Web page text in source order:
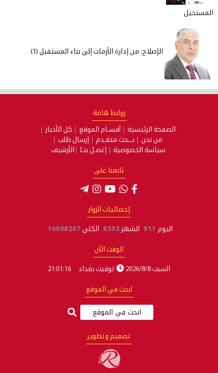
المستحيل
الإصلاح: من إدارة الأزمات إلى بناء المستقبل (1)
روابط هامة
الصفحة الرئيسية أقسـام الموقع
كل الأخبار
من نحن
بـــحث متقـدم
إرسال طلب
سياسة الخصوصية
إتصـل بنـا الأرشيف
تابعنا على
إحصائيات الزوار
اليوم 911 الشهر 8503 الكلي 16098207
الوقت الآن
السبت 2026/8/8 توقيت بغداد 21:01:17
ابحث في الموقع
تصميم وتطوير